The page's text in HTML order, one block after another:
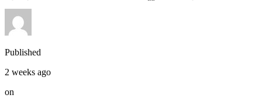
Published
2 weeks ago
on